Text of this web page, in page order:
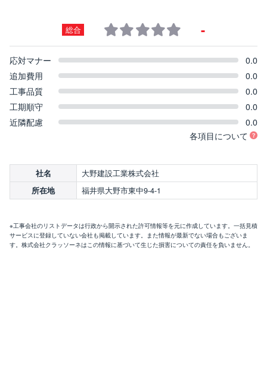
総合 -
応対マナー
0.0
追加費用
0.0
工事品質
0.0
工期順守
0.0
近隣配慮
0.0
各項目について
社名 大野建設工業株式会社
所在地 福井県大野市東中9-4-1
※工事会社のリストデータは行政から開示された許可情報等を元に作成しています。一括見積
サービスに登録していない会社も掲載しています。また情報が最新でない場合もございま
す。株式会社クラッソーネはこの情報に基づいて生じた損害についての責任を負いません。